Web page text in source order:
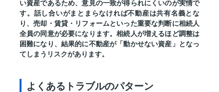
い資産であるため、意見の一致が得られにくいのが実情で
す。話し合いがまとまらなければ不動産は共有名義とな
り、売却・賃貸・リフォームといった重要な判断に相続人
全員の同意が必要になります。相続人が増えるほど調整は
困難になり、結果的に不動産が「動かせない資産」となっ
てしまうリスクがあります。
よくあるトラブルのパターン